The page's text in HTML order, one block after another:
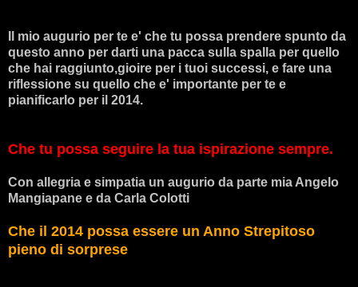
Il mio augurio per te e' che tu possa prendere spunto da
questo anno per darti una pacca sulla spalla per quello
che hai raggiunto,gioire per i tuoi successi, e fare una
riflessione su quello che e' importante per te e
pianificarlo per il 2014.
Che tu possa seguire la tua ispirazione sempre.
Con allegria e simpatia un augurio da parte mia Angelo
Mangiapane e da Carla Colotti
Che il 2014 possa essere un Anno Strepitoso
pieno di sorprese